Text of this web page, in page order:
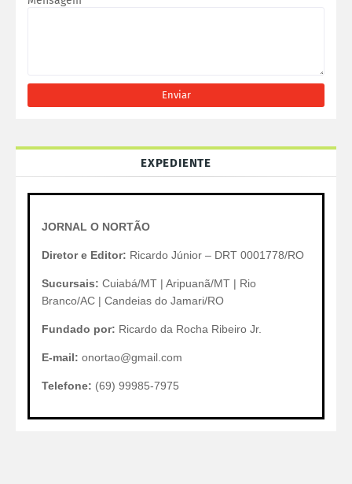
EXPEDIENTE
JORNAL O NORTÃO
Diretor e Editor: Ricardo Júnior – DRT 0001778/RO
Sucursais: Cuiabá/MT | Aripuanã/MT | Rio
Branco/AC | Candeias do Jamari/RO
Fundado por: Ricardo da Rocha Ribeiro Jr.
E-mail: onortao@gmail.com
Telefone: (69) 99985-7975